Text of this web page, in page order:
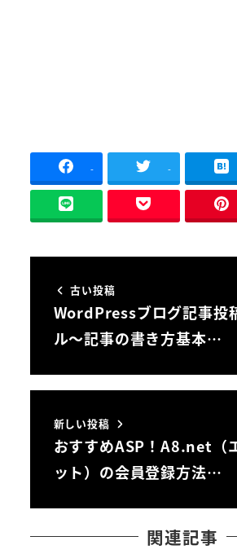
- -
古い投稿
WordPressブログ記事投
ル～記事の書き方基本…
新しい投稿
おすすめASP！A8.net（
ット）の会員登録方法…
関連記事